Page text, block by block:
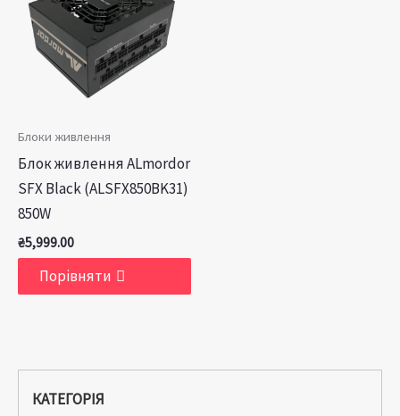
КАТЕГОРІЯ
Блоки живлення
Блок живлення ALmordor
SFX Black (ALSFX850BK31)
850W
₴5,999.00
Порівняти